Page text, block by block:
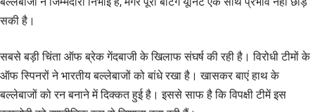
सकी है।
सबसे बड़ी चिंता ऑफ ब्रेक गेंदबाजी के खिलाफ संघर्ष की रही है। विरोधी टीमों के
ऑफ स्पिनरों ने भारतीय बल्लेबाजों को बांधे रखा है। खासकर बाएं हाथ के
बल्लेबाजों को रन बनाने में दिक्कत हुई है। इससे साफ है कि विपक्षी टीमें इस